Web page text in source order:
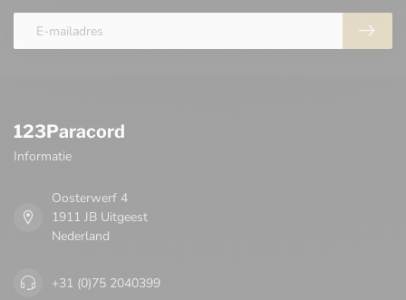
123Paracord
Informatie
Oosterwerf 4
1911 JB Uitgeest
Nederland
+31 (0)75 2040399